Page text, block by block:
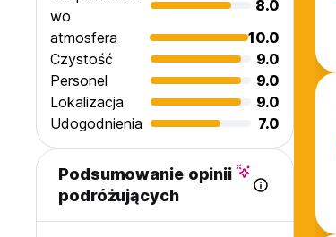
wo
8.0
atmosfera
10.0
Czystość
9.0
Personel
9.0
Lokalizacja
9.0
Udogodnienia
7.0
Podsumowanie opinii
podróżujących